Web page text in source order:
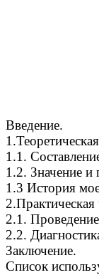
Введение.
1.1.
1.2. Значение
1.3 История
2.Практическая
2.1.
2.2.
Заключение.
Список